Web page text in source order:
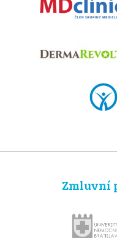
Zmluvní